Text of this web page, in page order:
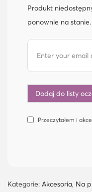
Produkt
ponownie na stanie.
Przeczytałem i
Kategorie: Akcesoria, Na